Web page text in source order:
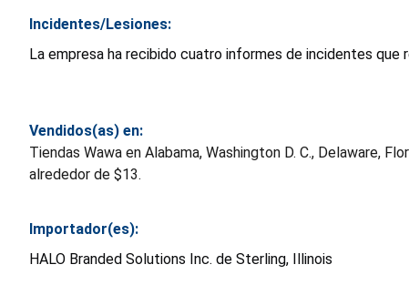
Incidentes/Lesiones:
La empresa ha recibido cuatro informes de incidentes
Vendidos(as) en:
Tiendas Wawa en Alabama, Washington D. C., Delaware,
alrededor de $13.
Importador(es):
HALO Branded Solutions Inc. de Sterling, Illinois